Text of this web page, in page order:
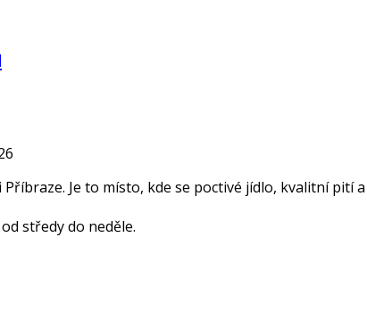
Je to místo, kde se poctivé jídlo, kvalitní
středy do neděle.